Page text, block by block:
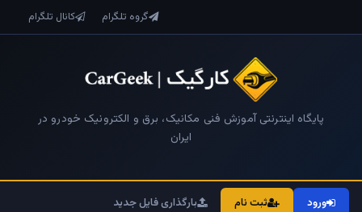
گروه تلگرام کانال تلگرام
پایگاه اینترنتی آموزش فنی مکانیک، برق و الکترونیک خودرو در
ایران
ورود ثبت نام بارگذاری فایل جدید